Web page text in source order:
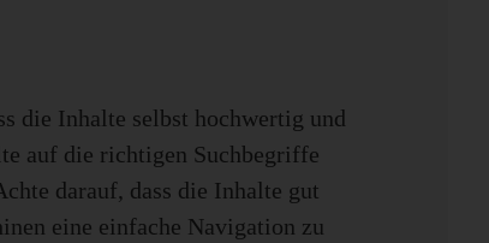
die Inhalte selbst hochwertig und
auf die richtigen Suchbegriffe
darauf, dass die Inhalte gut
eine einfache Navigation zu